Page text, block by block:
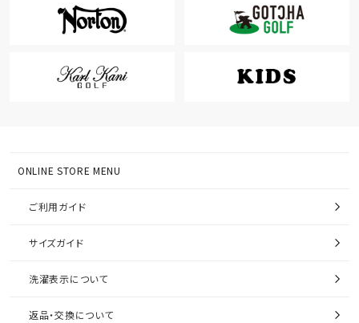
ONLINE STORE MENU
ご利用ガイド
サイズガイド
洗濯表示について
返品・交換について